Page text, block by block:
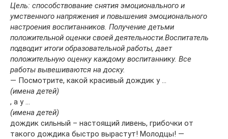
Цель: способствование снятия эмоционального и
умственного напряжения и повышения эмоционального
настроения воспитанников. Получение детьми
положительной оценки своей деятельности.Воспитатель
подводит итоги образовательной работы, дает
положительную оценку каждому воспитаннику. Все
работы вывешиваются на доску.
— Посмотрите, какой красивый дождик у …
(имена детей)
, а у …
(имена детей)
дождик сильный – настоящий ливень, грибочки от
такого дождика быстро вырастут! Молодцы! —